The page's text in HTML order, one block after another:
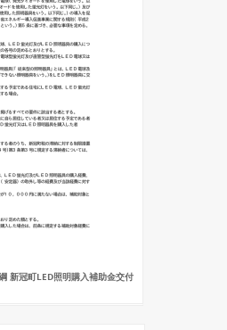
新冠町LED照明購入補助金交付